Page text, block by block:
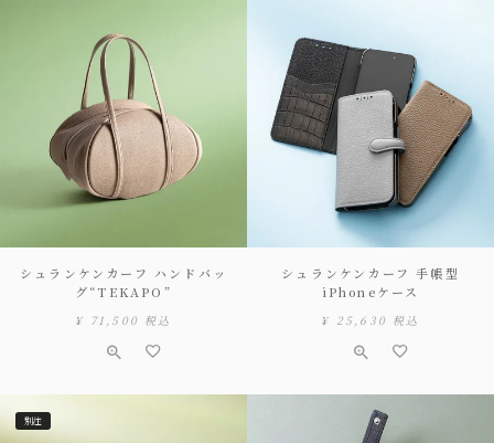
シュランケンカーフ ハンドバッ
グ“TEKAPO”
¥ 71,500 税込
シュランケンカーフ 手帳型
iPhoneケース
¥ 25,630 税込
別注